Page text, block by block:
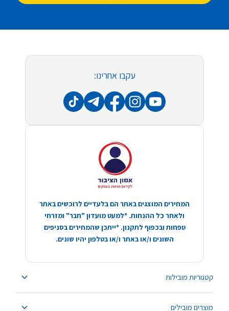
קטגוריות מובילות
מוצרים מובילים
עקבו אחרינו:
המחירים המוצגים באתר הם בלעדיים לרוכשים באתר
ולאחר כל ההנחות. *למעט מועדון "חבר" ומזרחי
טפחות ובכפוף לתקנון. *ייתכן שהמחירים בסניפים
השונים ו/או באתר ו/או בטלפון יהיו שונים.